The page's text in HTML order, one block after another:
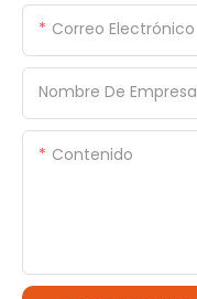
Correo Electrónico
Nombre De Empresa
Contenido